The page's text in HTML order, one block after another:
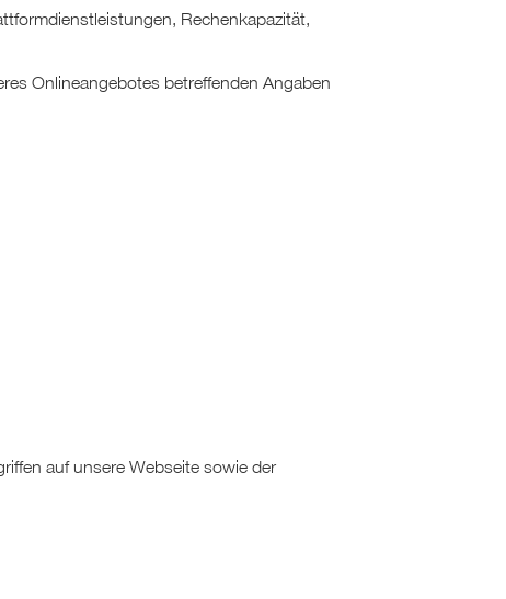
Rechenkapazität,
Onlineangebotes betreffenden Angaben
auf unsere Webseite sowie der